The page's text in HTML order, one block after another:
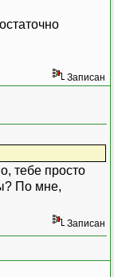
Записан
тебе просто
По мне,
Записан